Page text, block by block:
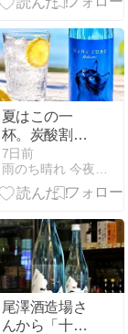
夏はこの一
杯。炭酸割り
がもっと好き
になる『ナナ
クボブルー／
オ』
7日前
雨のち晴れ 今夜は満天星空
尾澤酒造場さ
んから「十九